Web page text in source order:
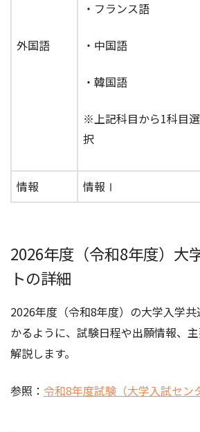
外国語
・フランス語
・中国語
・韓国語
※上記科目から1科目選
択
情報 情報Ⅰ
2026年度（令和8年度）大
トの詳細
2026年度（令和8年度）の大学入学
かるように、試験日程や出願情報、
解説します。
参照： 令和8年度試験（大学入試セン